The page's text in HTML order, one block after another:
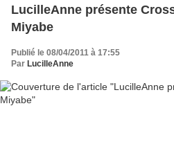
LucilleAnne présente
Miyabe
Publié le 08/04/2011 à 17:55
Par LucilleAnne